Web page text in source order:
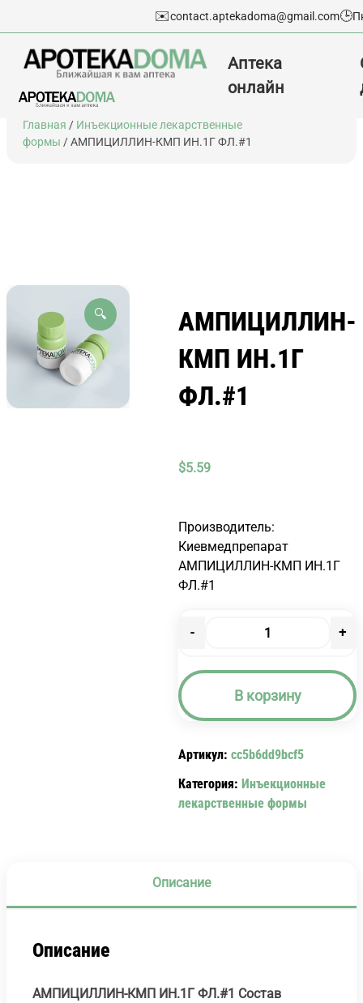
Перейти
содержимому
✉️contact.aptekadoma@gmail.com🕒
Аптека
онлайн
Главная / Инъекционные лекарственные
формы / АМПИЦИЛЛИН-КМП ИН.1Г ФЛ.#1
🔍
АМПИЦИЛЛИН-
КМП ИН.1Г
ФЛ.#1
$5.59
Производитель:
Киевмедпрепарат
АМПИЦИЛЛИН-КМП ИН.1Г
ФЛ.#1
-
АМПИЦИЛЛИН-
КМП
ИН.1Г
+
В корзину
Артикул: cc5b6dd9bcf5
Категория: Инъекционные
лекарственные формы
Описание
Описание
АМПИЦИЛЛИН-КМП ИН.1Г ФЛ.#1 Состав